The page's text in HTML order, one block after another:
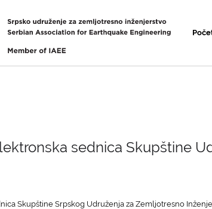
sednica Skupštine
Skupštine Srpskog Udruženja za Zemljotresno